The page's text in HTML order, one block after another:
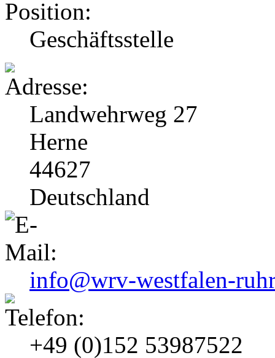
Position:
Geschäftsstelle
Landwehrweg 27
Herne
44627
Deutschland
info@wrv-westfalen-
+49 (0)152 53987522